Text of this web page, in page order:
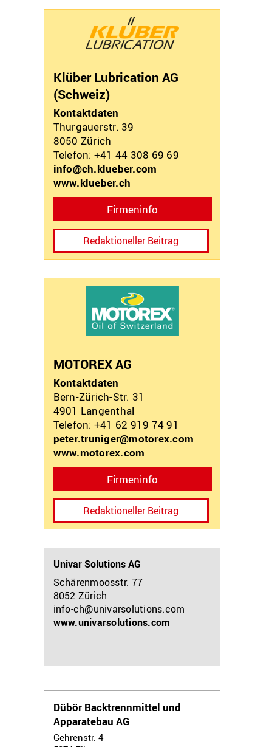
Firmeninfo
Redaktioneller Beitrag
Klüber Lubrication AG
(Schweiz)
Kontaktdaten
Thurgauerstr. 39
8050 Zürich
Telefon: +41 44 308 69 69
info@ch.klueber.com
www.klueber.ch
Firmeninfo
Redaktioneller Beitrag
MOTOREX AG
Kontaktdaten
Bern-Zürich-Str. 31
4901 Langenthal
Telefon: +41 62 919 74 91
peter.truniger@motorex.com
www.motorex.com
Univar Solutions AG
Schärenmoosstr. 77
8052 Zürich
info-ch@univarsolutions.com
www.univarsolutions.com
Dübör Backtrennmittel und
Apparatebau AG
Gehrenstr. 4